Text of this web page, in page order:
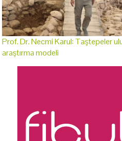
Prof. Dr. Necmi Karul: Taştepeler
araştırma modeli